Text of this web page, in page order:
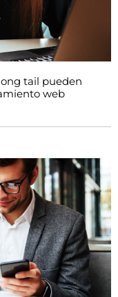
tail pueden
web